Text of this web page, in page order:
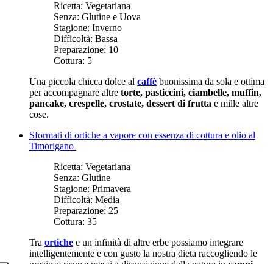
Ricetta: Vegetariana
Senza: Glutine e Uova
Stagione: Inverno
Difficoltà: Bassa
Preparazione: 10
Cottura: 5
Una piccola chicca dolce al caffè buonissima da sola e ottima
per accompagnare altre torte, pasticcini, ciambelle, muffin,
pancake, crespelle, crostate, dessert di frutta e mille altre
cose.
Sformati di ortiche a vapore con essenza di cottura e olio al
Timorigano
Ricetta: Vegetariana
Senza: Glutine
Stagione: Primavera
Difficoltà: Media
Preparazione: 25
Cottura: 35
Tra ortiche e un infinità di altre erbe possiamo integrare
intelligentemente e con gusto la nostra dieta raccogliendo le